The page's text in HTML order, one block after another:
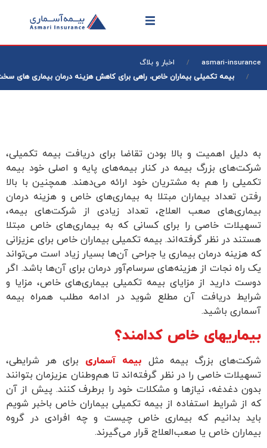
asmari-insurance اخبار و بلاگ
بیمه تکمیلی بیماران خاص، راهی برای کاهش هزینه درمان بیماری های سخت
به دلیل اهمیت و بالا بودن تقاضا برای دریافت بیمه تکمیلی،
شرکت‌های بزرگ بیمه در کنار بیمه‌های پایه و اصلی خود بیمه
تکمیلی را هم به مشتریان خود ارائه می‌دهند. همچنین با بالا
رفتن تعداد بیماران مبتلا به بیماری‌های خاص و هزینه درمان
بیماری‌های صعب العلاج، تعداد زیادی از شرکت‌های بیمه،
تسهیلات خاصی را برای کسانی که به بیماری‌های خاص مبتلا
هستند در نظر گرفته‌اند. بیمه تکمیلی بیماران خاص برای عزیزانی
که هزینه درمان بیماری یا جراحی آن‌ها بسیار زیاد است می‌تواند
یک راه نجات از هزینه‌های سرسام‌آور درمان برای آن‌ها باشد. اگر
دوست دارید از مزایای بیمه تکمیلی بیماری‌های خاص، مزایا و
شرایط دریافت آن مطلع شوید در ادامه مطلب همراه بیمه
آسماری باشید.
بیماریهای خاص کدامند؟
شرکت‌های بزرگ بیمه مثل بیمه آسماریبرای هر شرایطی،
تسهیلات خاصی را در نظر گرفته‌اند تا هم‌وطنان عزیزمان بتوانند
بدون دغدغه، نیازها و مشکلات خود را برطرف کنند. پیش از آن
که از شرایط استفاده از بیمه تکمیلی بیماران خاص باخبر شویم
باید بدانیم که بیماری خاص چیست و چه افرادی در گروه
بیماران خاص یا صعب‌العلاج قرار می‌گیرند.